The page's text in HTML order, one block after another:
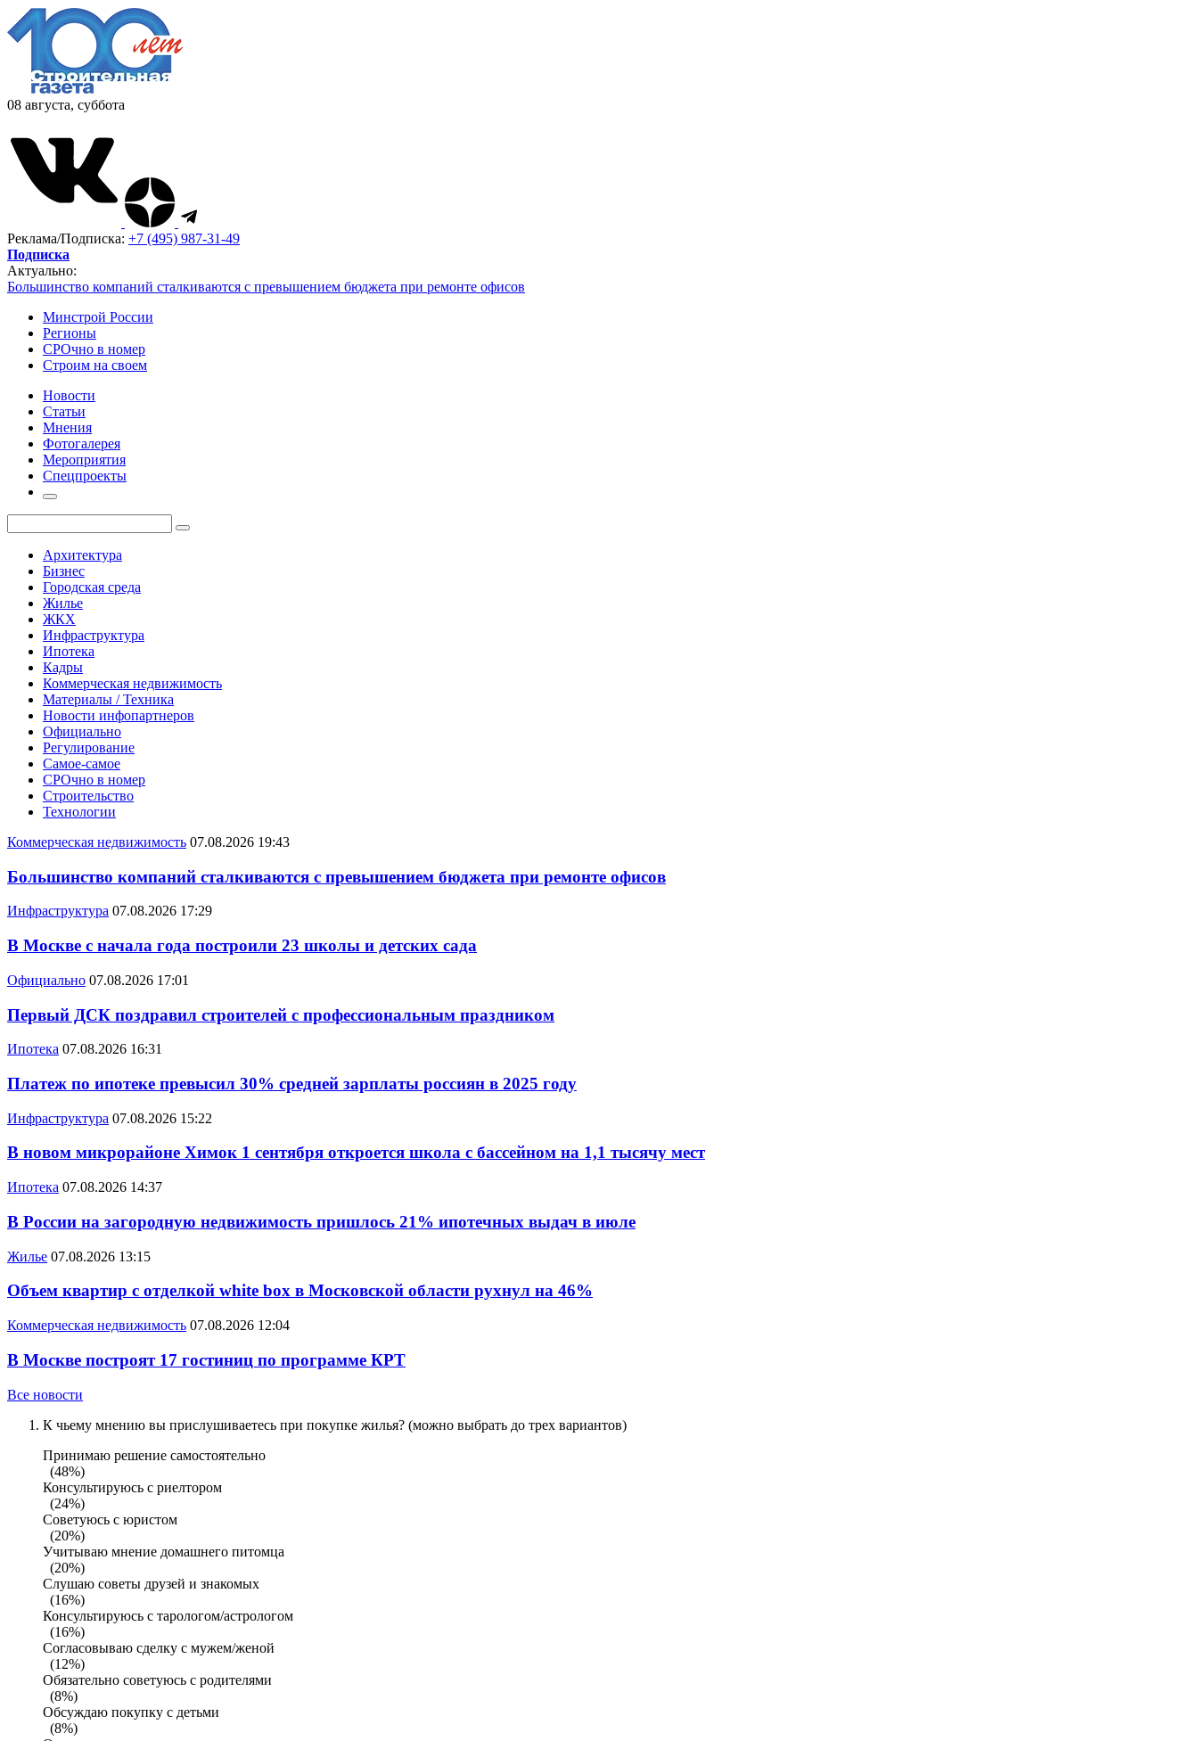
08 августа, суббота
Реклама/Подписка: +7 (495) 987-31-49
Подписка
Актуально:
Большинство компаний сталкиваются с превышением бюджета при ремонте офисов
Минстрой России
Регионы
СРОчно в номер
Строим на своем
Новости
Статьи
Мнения
Фотогалерея
Мероприятия
Спецпроекты
Архитектура
Бизнес
Городская среда
Жилье
ЖКХ
Инфраструктура
Ипотека
Кадры
Коммерческая недвижимость
Материалы / Техника
Новости инфопартнеров
Официально
Регулирование
Самое-самое
СРОчно в номер
Строительство
Технологии
Коммерческая недвижимость 07.08.2026 19:43
Большинство компаний сталкиваются с превышением бюджета при ремонте офисов
Инфраструктура 07.08.2026 17:29
В Москве с начала года построили 23 школы и детских сада
Официально 07.08.2026 17:01
Первый ДСК поздравил строителей с профессиональным праздником
Ипотека 07.08.2026 16:31
Платеж по ипотеке превысил 30% средней зарплаты россиян в 2025 году
Инфраструктура 07.08.2026 15:22
В новом микрорайоне Химок 1 сентября откроется школа с бассейном на 1,1 тысячу мест
Ипотека 07.08.2026 14:37
В России на загородную недвижимость пришлось 21% ипотечных выдач в июле
Жилье 07.08.2026 13:15
Объем квартир с отделкой white box в Московской области рухнул на 46%
Коммерческая недвижимость 07.08.2026 12:04
В Москве построят 17 гостиниц по программе КРТ
Все новости
К чьему мнению вы прислушиваетесь при покупке жилья? (можно выбрать до трех вариантов)
Принимаю решение самостоятельно
(48%)
Консультируюсь с риелтором
(24%)
Советуюсь с юристом
(20%)
Учитываю мнение домашнего питомца
(20%)
Слушаю советы друзей и знакомых
(16%)
Консультируюсь с тарологом/астрологом
(16%)
Согласовываю сделку с мужем/женой
(12%)
Обязательно советуюсь с родителями
(8%)
Обсуждаю покупку с детьми
(8%)